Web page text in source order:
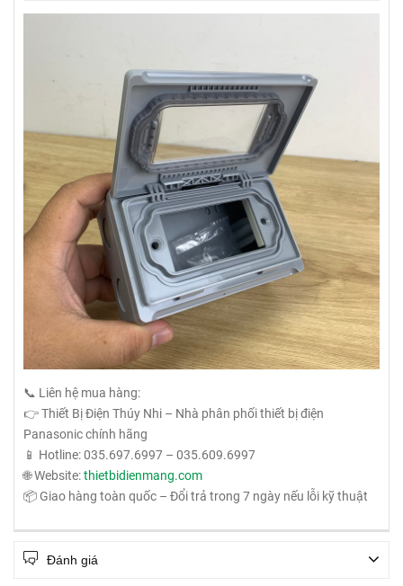
📞 Liên hệ mua hàng:
👉 Thiết Bị Điện Thúy Nhi – Nhà phân phối thiết bị điện
Panasonic chính hãng
📱 Hotline: 035.697.6997 – 035.609.6997
🌐 Website:thietbidienmang.com
📦 Giao hàng toàn quốc – Đổi trả trong 7 ngày nếu lỗi kỹ thuật
Đánh giá